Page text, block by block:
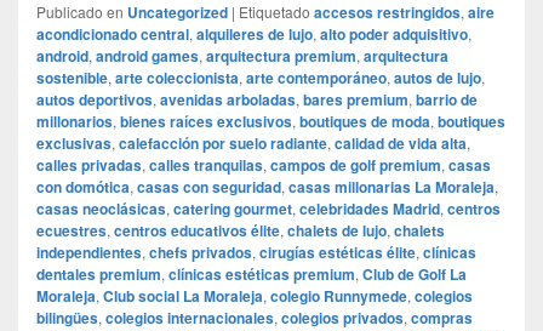
Publicado en Uncategorized | Etiquetado accesos restringidos, aire
acondicionado central, alquileres de lujo, alto poder adquisitivo,
android, android games, arquitectura premium, arquitectura
sostenible, arte coleccionista, arte contemporáneo, autos de lujo,
autos deportivos, avenidas arboladas, bares premium, barrio de
millonarios, bienes raíces exclusivos, boutiques de moda, boutiques
exclusivas, calefacción por suelo radiante, calidad de vida alta,
calles privadas, calles tranquilas, campos de golf premium, casas
con domótica, casas con seguridad, casas millonarias La Moraleja,
casas neoclásicas, catering gourmet, celebridades Madrid, centros
ecuestres, centros educativos élite, chalets de lujo, chalets
independientes, chefs privados, cirugías estéticas élite, clínicas
dentales premium, clínicas estéticas premium, Club de Golf La
Moraleja, Club social La Moraleja, colegio Runnymede, colegios
bilingües, colegios internacionales, colegios privados, compras